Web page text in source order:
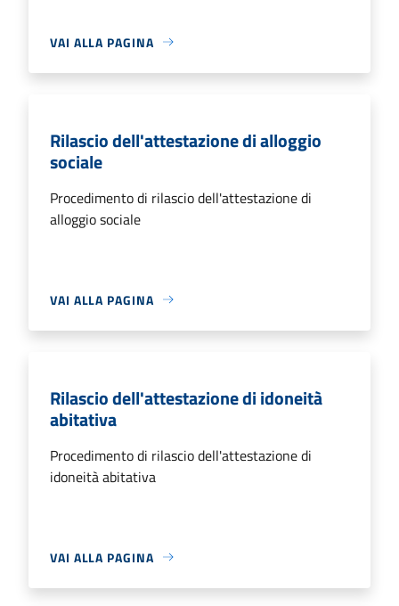
VAI ALLA PAGINA
Rilascio dell'attestazione di alloggio
sociale
Procedimento di rilascio dell'attestazione di
alloggio sociale
VAI ALLA PAGINA
Rilascio dell'attestazione di idoneità
abitativa
Procedimento di rilascio dell'attestazione di
idoneità abitativa
VAI ALLA PAGINA